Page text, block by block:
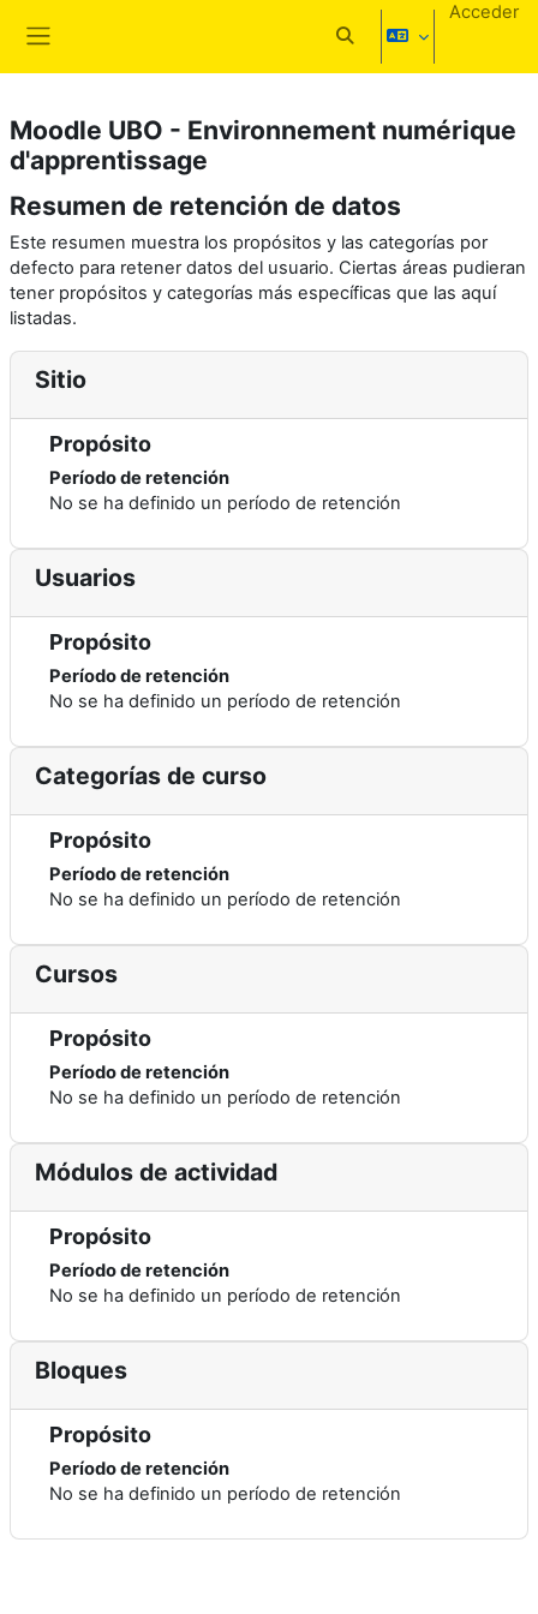
Selector de búsqueda
Acceder
Moodle UBO - Environnement numérique
d'apprentissage
Resumen de retención de datos
Este resumen muestra los propósitos y las categorías por
defecto para retener datos del usuario. Ciertas áreas pudieran
tener propósitos y categorías más específicas que las aquí
listadas.
Sitio
Propósito
Período de retención
No se ha definido un período de retención
Usuarios
Propósito
Período de retención
No se ha definido un período de retención
Categorías de curso
Propósito
Período de retención
No se ha definido un período de retención
Cursos
Propósito
Período de retención
No se ha definido un período de retención
Módulos de actividad
Propósito
Período de retención
No se ha definido un período de retención
Bloques
Propósito
Período de retención
No se ha definido un período de retención